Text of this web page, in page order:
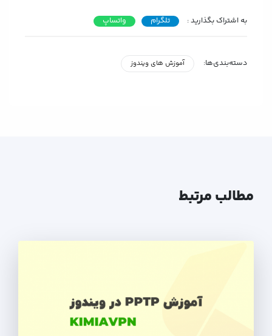
به اشتراک بگذارید : تلگرام واتساپ
دسته‌بندی‌ها: آموزش های ویندوز
مطالب مرتبط